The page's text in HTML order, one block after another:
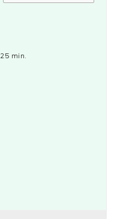
25 min.